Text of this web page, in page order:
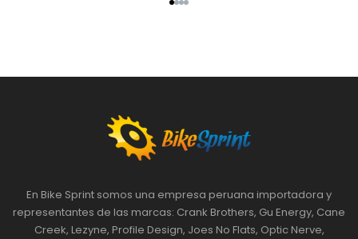
En Bike Sprint somos una empresa peruana importadora y
representantes de las marcas: Crank Brothers, Gu Energy, Cane
Creek, Lezyne, Profile Design, Joes No Flats, Optic Nerve,